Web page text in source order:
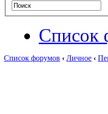
Список
Список форумов ‹ Личное ‹